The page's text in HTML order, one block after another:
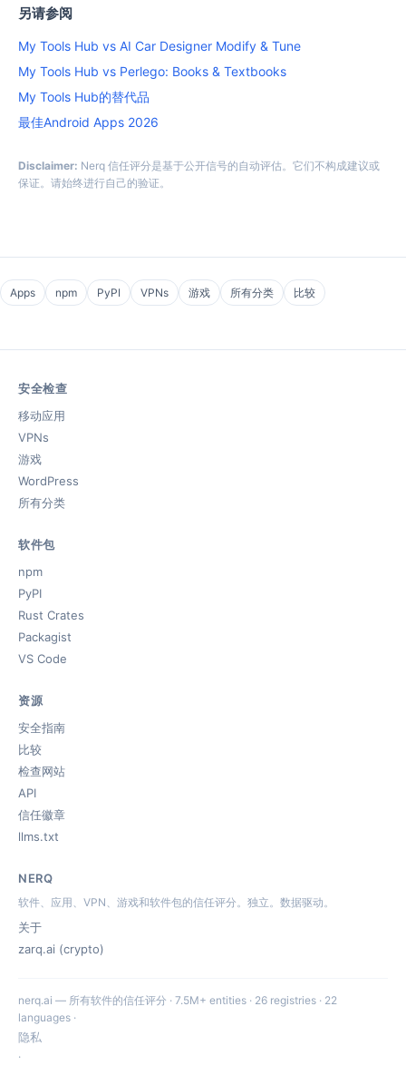
另请参阅
My Tools Hub vs AI Car Designer Modify & Tune
My Tools Hub vs Perlego: Books & Textbooks
My Tools Hub的替代品
最佳Android Apps 2026
Disclaimer: Nerq 信任评分是基于公开信号的自动评估。它们不构成建议或
保证。请始终进行自己的验证。
Apps npm PyPI VPNs 游戏 所有分类 比较
安全检查
移动应用
VPNs
游戏
WordPress
所有分类
软件包
npm
PyPI
Rust Crates
Packagist
VS Code
资源
安全指南
比较
检查网站
API
信任徽章
llms.txt
NERQ
软件、应用、VPN、游戏和软件包的信任评分。独立。数据驱动。
关于
zarq.ai (crypto)
nerq.ai — 所有软件的信任评分 · 7.5M+ entities · 26 registries · 22
languages ·
隐私
·